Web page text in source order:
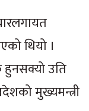
थियो ।
हुनसक्यो उति
मुख्यमन्त्री